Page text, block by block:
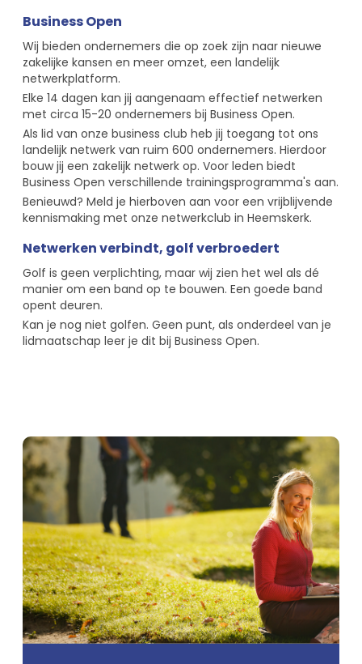
Business Open
Wij bieden ondernemers die op zoek zijn naar nieuwe
zakelijke kansen en meer omzet, een landelijk
netwerkplatform.
Elke 14 dagen kan jij aangenaam effectief netwerken
met circa 15-20 ondernemers bij Business Open.
Als lid van onze business club heb jij toegang tot ons
landelijk netwerk van ruim 600 ondernemers. Hierdoor
bouw jij een zakelijk netwerk op. Voor leden biedt
Business Open verschillende trainingsprogramma's aan.
Benieuwd? Meld je hierboven aan voor een vrijblijvende
kennismaking met onze netwerkclub in Heemskerk.
Netwerken verbindt, golf verbroedert
Golf is geen verplichting, maar wij zien het wel als dé
manier om een band op te bouwen. Een goede band
opent deuren.
Kan je nog niet golfen. Geen punt, als onderdeel van je
lidmaatschap leer je dit bij Business Open.